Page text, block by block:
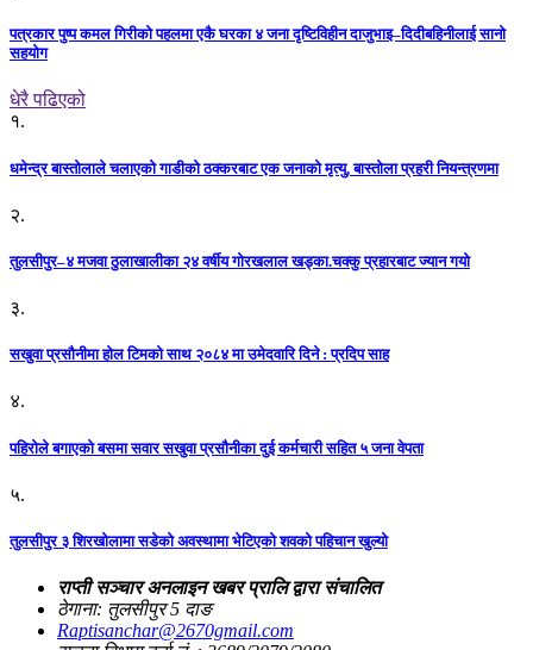
पत्रकार पुष्प कमल गिरीको पहलमा एकै घरका ४ जना दृष्टिविहीन दाजुभाइ–दिदीबहिनीलाई सानो
सहयोग
धेरै पढिएको
१.
धमेन्द्र बास्तोलाले चलाएको गाडीको ठक्करबाट एक जनाको मृत्यु, बास्तोला प्रहरी नियन्त्रणमा
२.
तुलसीपुर–४ मजवा ठुलाखालीका २४ वर्षीय गोरखलाल खड्का.चक्कु प्रहारबाट ज्यान गयो
३.
सखुवा प्रसौनीमा होल टिमको साथ २०८४ मा उमेदवारि दिने : प्रदिप साह
४.
पहिराेले बगाएकाे बसमा सवार सखुवा प्रसाैनीका दुई कर्मचारी सहित ५ जना वेपता
५.
तुलसीपुर ३ शिरखोलामा सडेको अवस्थामा भेटिएको शवको पहिचान खुल्यो
राप्ती सञ्चार अनलाइन खबर प्रालि द्वारा संचालित
ठेगाना: तुलसीपुर 5 दाङ
Raptisanchar@2670gmail.com